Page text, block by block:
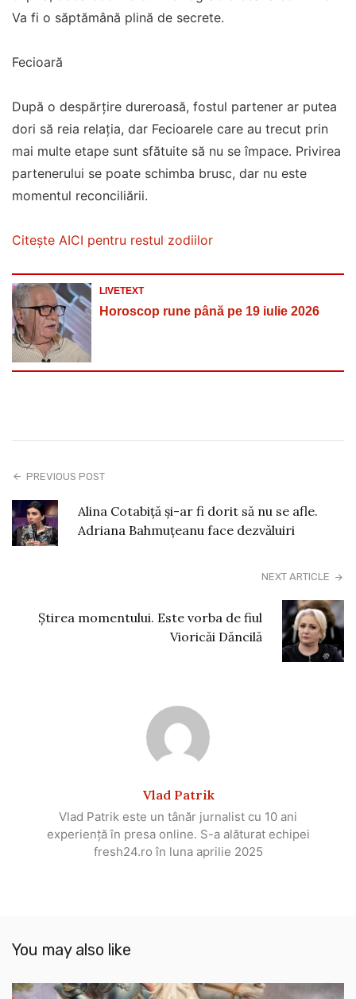
Va fi o săptămână plină de secrete.
Fecioară
După o despărțire dureroasă, fostul partener ar putea
dori să reia relația, dar Fecioarele care au trecut prin
mai multe etape sunt sfătuite să nu se împace. Privirea
partenerului se poate schimba brusc, dar nu este
momentul reconciliării.
Citește AICI pentru restul zodiilor
LIVETEXT
Horoscop rune până pe 19 iulie 2026
PREVIOUS POST
Alina Cotabiță și-ar fi dorit să nu se afle.
Adriana Bahmuțeanu face dezvăluiri
NEXT ARTICLE
Știrea momentului. Este vorba de fiul
Vioricăi Dăncilă
Vlad Patrik
Vlad Patrik este un tânăr jurnalist cu 10 ani
experiență în presa online. S-a alăturat echipei
fresh24.ro în luna aprilie 2025
You may also like